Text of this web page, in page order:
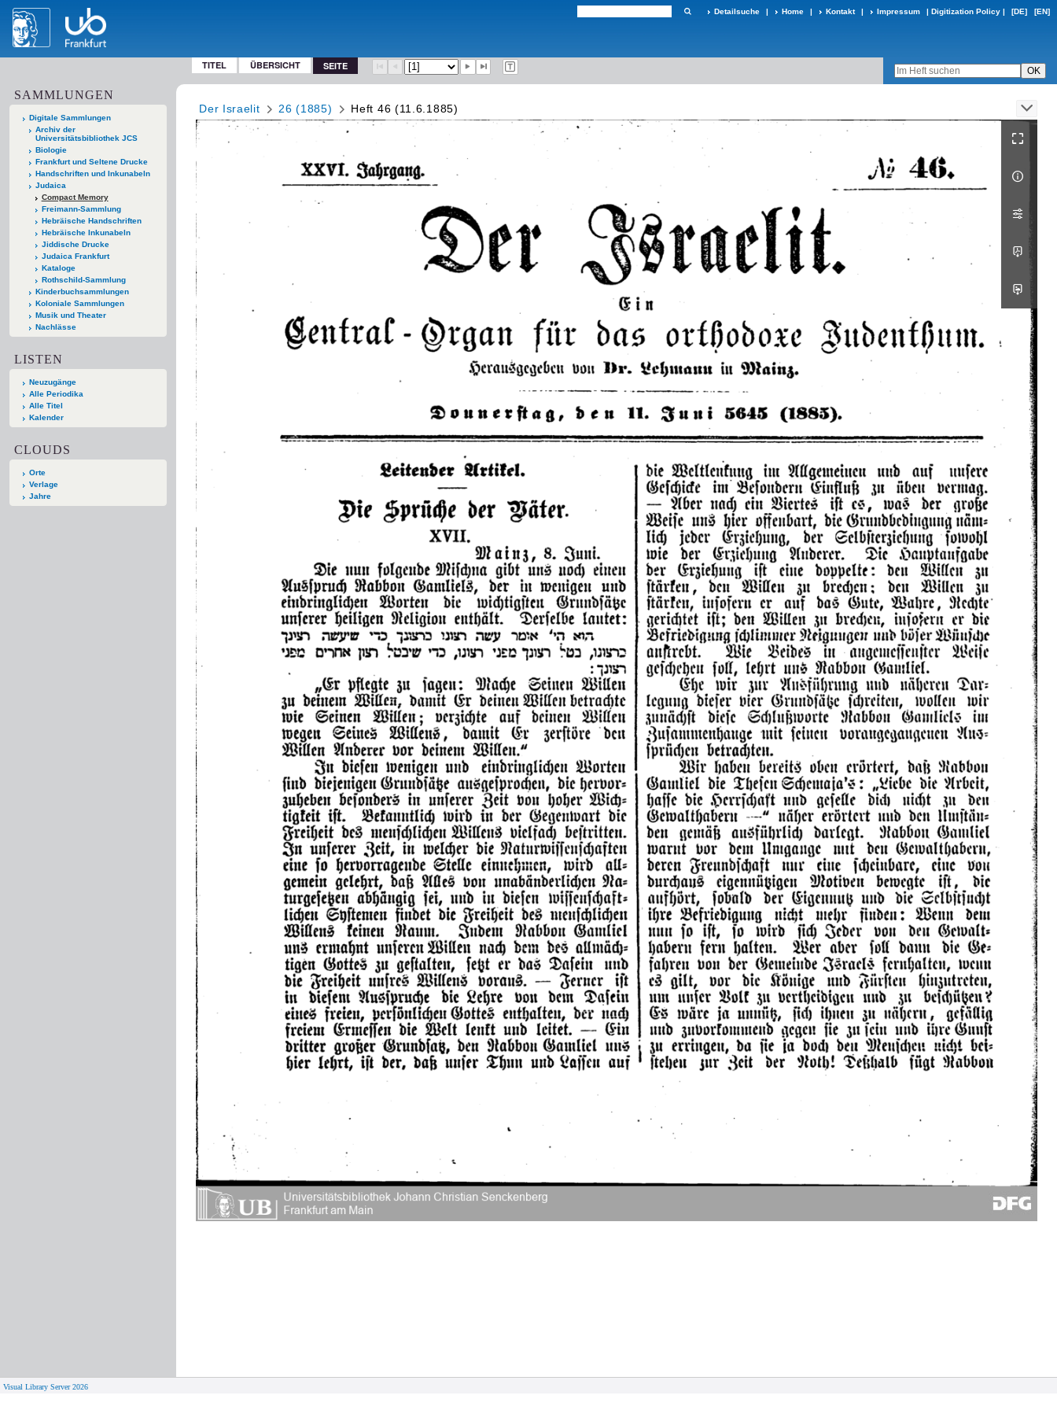
Detailsuche | Home | Kontakt | Impressum | Digitization Policy | [DE] [EN]
TITEL ÜBERSICHT SEITE
SAMMLUNGEN
Digitale Sammlungen
Archiv der
Universitätsbibliothek JCS
Biologie
Frankfurt und Seltene Drucke
Handschriften und Inkunabeln
Judaica
Compact Memory
Freimann-Sammlung
Hebräische Handschriften
Hebräische Inkunabeln
Jiddische Drucke
Judaica Frankfurt
Kataloge
Rothschild-Sammlung
Kinderbuchsammlungen
Koloniale Sammlungen
Musik und Theater
Nachlässe
LISTEN
Neuzugänge
Alle Periodika
Alle Titel
Kalender
CLOUDS
Orte
Verlage
Jahre
Der Israelit 26 (1885) Heft 46 (11.6.1885)
Visual Library Server 2026